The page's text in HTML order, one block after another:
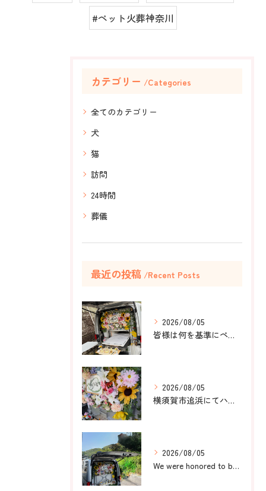
#ペット火葬神奈川
カテゴリー Categories
全てのカテゴリー
犬
猫
訪問
24時間
葬儀
最近の投稿 Recent Posts
2026/08/05
皆様は何を基準にペット葬儀社を選びますか？
2026/08/05
横須賀市追浜にてハムスターのみかんちゃんのペット火葬のお手伝...
2026/08/05
We were honored to be by your ...